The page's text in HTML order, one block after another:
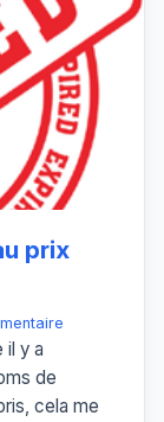
prix
il y a
de
cela me